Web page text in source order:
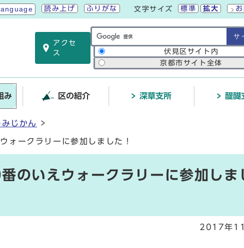
読み上げ ふりがな 文字サイズ 標準 拡大
アクセ
ス
サイト内検索の範囲 伏見区サイト内
京都市サイト全体
み 区の紹介 深草支所 醍醐
じかん
ォークラリーに参加しました！
のいえウォークラリーに参加しま
2017年